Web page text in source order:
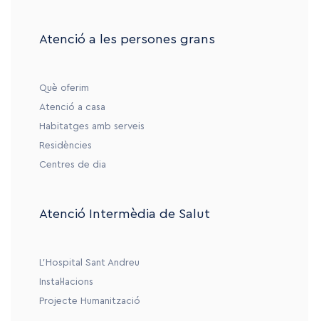
Atenció a les persones grans
Què oferim
Atenció a casa
Habitatges amb serveis
Residències
Centres de dia
Atenció Intermèdia de Salut
L’Hospital Sant Andreu
Instal·lacions
Projecte Humanització